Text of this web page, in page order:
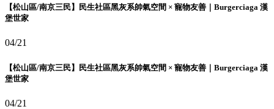
【松山區/南京三民】民生社區黑灰系帥氣空間 × 寵物友善｜Burgerciaga 漢
堡世家
04/21
【松山區/南京三民】民生社區黑灰系帥氣空間 × 寵物友善｜Burgerciaga 漢
堡世家
04/21